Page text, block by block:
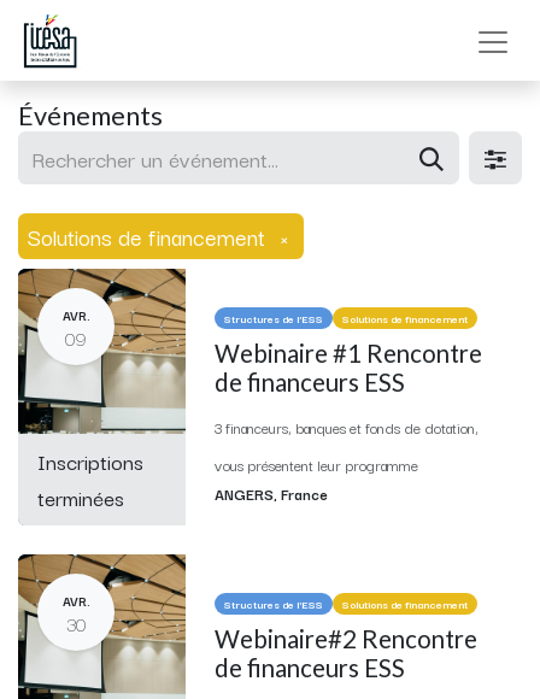
Événements
Solutions de financement ×
AVR.
09
Inscriptions
terminées
Structures de l'ESS Solutions de financement
Webinaire #1 Rencontre
de financeurs ESS
3 financeurs, banques et fonds de dotation,
vous présentent leur programme
ANGERS,France
AVR.
30
Structures de l'ESS Solutions de financement
Webinaire#2 Rencontre
de financeurs ESS